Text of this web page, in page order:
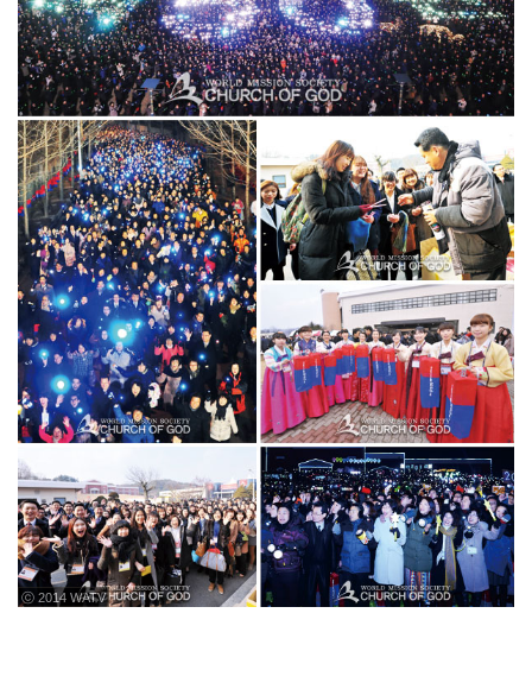
ⓒ 2014 WATV